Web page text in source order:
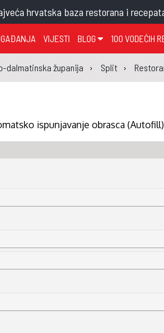
hrvatska baza restorana i
KRAPINSKO-
SISAČKO-
LIČKO-
ŠIBENSKO-
SPLITSKO-
PREDJELO
MEĐUJELO
DESERT
NAPICI
VIJESTI BLOG
TEMA TJEDNA
KLUB
100 VODEĆIH
GLASANJE
dalmatinska županija Split
ispunjavanje obrasca